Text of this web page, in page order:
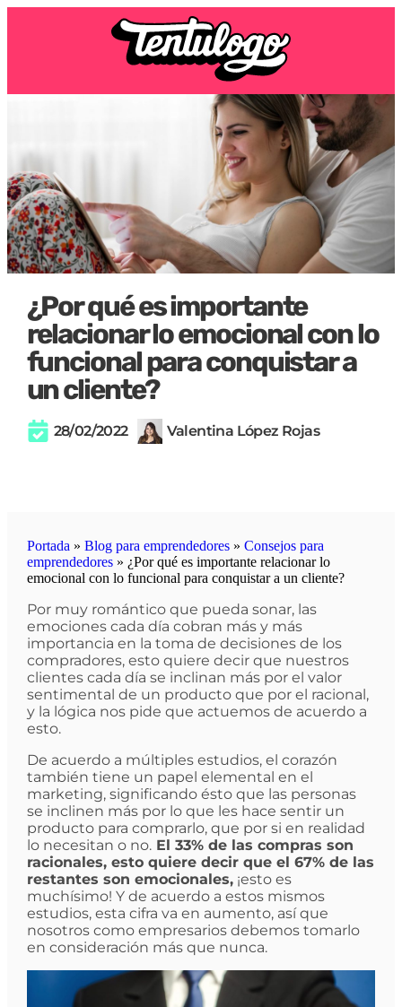
¿Por qué es importante
relacionar lo emocional con lo
funcional para conquistar a
un cliente?
28/02/2022 Valentina López Rojas
Portada » Blog para emprendedores» Consejos para
emprendedores» ¿Por qué es importante relacionar lo
emocional con lo funcional para conquistar a un cliente?
Por muy romántico que pueda sonar, las
emociones cada día cobran más y más
importancia en la toma de decisiones de los
compradores, esto quiere decir que nuestros
clientes cada día se inclinan más por el valor
sentimental de un producto que por el racional,
y la lógica nos pide que actuemos de acuerdo a
esto.
De acuerdo a múltiples estudios, el corazón
también tiene un papel elemental en el
marketing, significando ésto que las personas
se inclinen más por lo que les hace sentir un
producto para comprarlo, que por si en realidad
lo necesitan o no.El 33% de las compras son
racionales, esto quiere decir que el 67% de las
restantes son emocionales,¡esto es
muchísimo! Y de acuerdo a estos mismos
estudios, esta cifra va en aumento, así que
nosotros como empresarios debemos tomarlo
en consideración más que nunca.